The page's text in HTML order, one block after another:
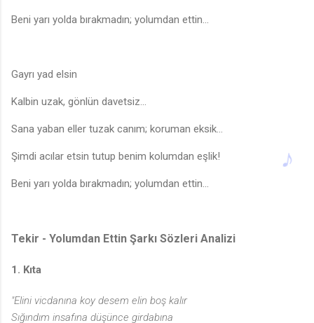
Beni yarı yolda bırakmadın; yolumdan ettin...
Gayrı yad elsin
Kalbin uzak, gönlün davetsiz...
Sana yaban eller tuzak canım; koruman eksik...
Şimdi acılar etsin tutup benim kolumdan eşlik!
Beni yarı yolda bırakmadın; yolumdan ettin...
Tekir - Yolumdan Ettin Şarkı Sözleri Analizi
1. Kıta
"Elini vicdanına koy desem elin boş kalır
Sığındım insafına düşünce girdabına